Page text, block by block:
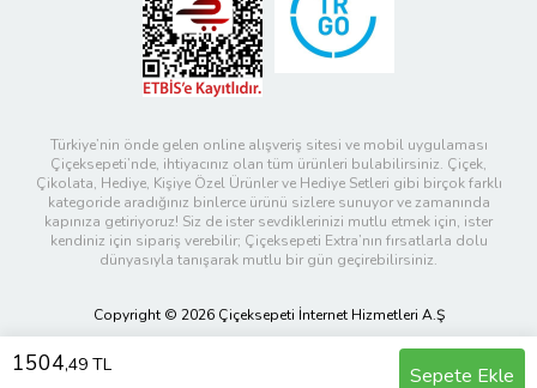
1504,49 TL Sepete Ekle
Türkiye’nin önde gelen online alışveriş sitesi ve mobil uygulaması
Çiçeksepeti’nde, ihtiyacınız olan tüm ürünleri bulabilirsiniz. Çiçek,
Çikolata, Hediye, Kişiye Özel Ürünler ve Hediye Setleri gibi birçok farklı
kategoride aradığınız binlerce ürünü sizlere sunuyor ve zamanında
kapınıza getiriyoruz! Siz de ister sevdiklerinizi mutlu etmek için, ister
kendiniz için sipariş verebilir; Çiçeksepeti Extra’nın fırsatlarla dolu
dünyasıyla tanışarak mutlu bir gün geçirebilirsiniz.
Copyright © 2026 Çiçeksepeti İnternet Hizmetleri A.Ş